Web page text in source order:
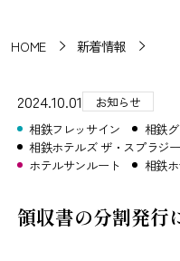
HOME 新着情報
2024.10.01
お知らせ
相鉄フレッサイン
相鉄
相鉄ホテルズ ザ・スプラジ
ホテルサンルート
相鉄
領収書の分割発行